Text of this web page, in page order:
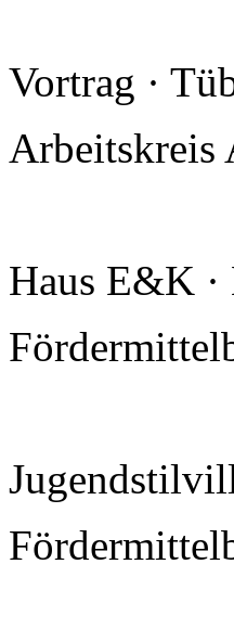
Vortrag ·
Arbeitskreis
Haus E&K ·